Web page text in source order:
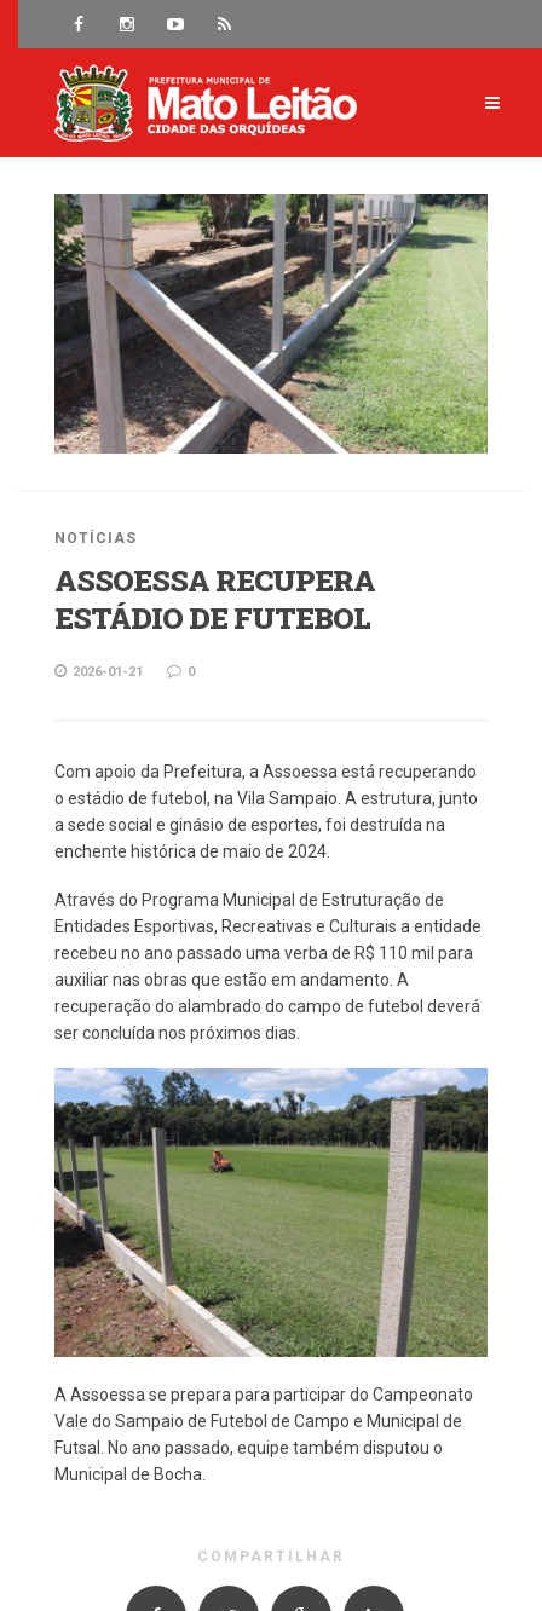
NOTÍCIAS
ASSOESSA RECUPERA
ESTÁDIO DE FUTEBOL
2026-01-21 0
Com apoio da Prefeitura, a Assoessa está recuperando
o estádio de futebol, na Vila Sampaio. A estrutura, junto
a sede social e ginásio de esportes, foi destruída na
enchente histórica de maio de 2024.
Através do Programa Municipal de Estruturação de
Entidades Esportivas, Recreativas e Culturais a entidade
recebeu no ano passado uma verba de R$ 110 mil para
auxiliar nas obras que estão em andamento. A
recuperação do alambrado do campo de futebol deverá
ser concluída nos próximos dias.
A Assoessa se prepara para participar do Campeonato
Vale do Sampaio de Futebol de Campo e Municipal de
Futsal. No ano passado, equipe também disputou o
Municipal de Bocha.
COMPARTILHAR